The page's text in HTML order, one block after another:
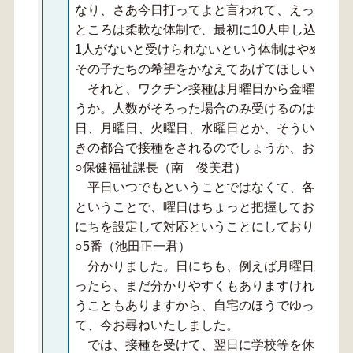
なり、さあ今日打ってよと言われて、えっとな
ところは柔軟な体制で、最初に10人申し込んで
1人がないと受けられないという体制はやめて
その子たちの希望をかなえてあげてほしいと思
それと、ワクチン接種は月曜日から金曜日ま
うか。人数がそろった場合のみ受けるのは分か
日、月曜日、火曜日、水曜日とか、そういうの
きの都合で接種をされるのでしょうか、お尋ね
○保健福祉課長（南 俊美君）
平日いつでもということではなくて、各医療
ということで、曜日はちょっと把握しておりま
にちを設定して対応ということにしております。
○5番（池田正一君）
分かりました。日にちも、例えば月曜日から
ったら、まだ分かりやすくもありますけれども
うこともありますから、自宅のほうでゆっくり
て、今お尋ねいたしました。
では、接種を受けて、翌日に学校等を休んだ